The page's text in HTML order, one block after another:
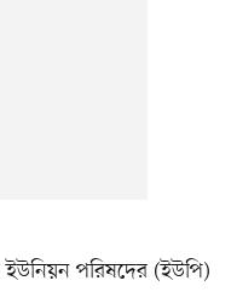
ইউনিয়ন পরিষদের (ইউপি)